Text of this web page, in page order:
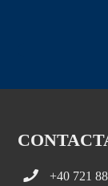
+40 721